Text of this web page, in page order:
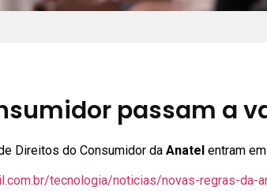
passam a
Direitos do Consumidor da Anatelentram em
tecnologia/noticias/novas-regras-da-